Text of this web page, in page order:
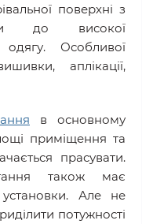
поверхні з
до високої
Особливої
аплікації,
в основному
приміщення та
прасувати.
також має
Але не
потужності